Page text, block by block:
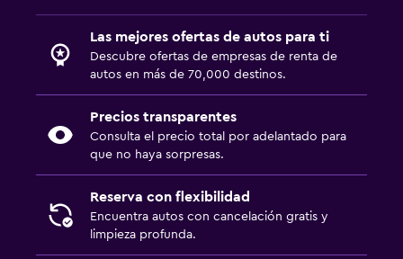
Las mejores ofertas de autos para ti
Descubre ofertas de empresas de renta de
autos en más de 70,000 destinos.
Precios transparentes
Consulta el precio total por adelantado para
que no haya sorpresas.
Reserva con flexibilidad
Encuentra autos con cancelación gratis y
limpieza profunda.